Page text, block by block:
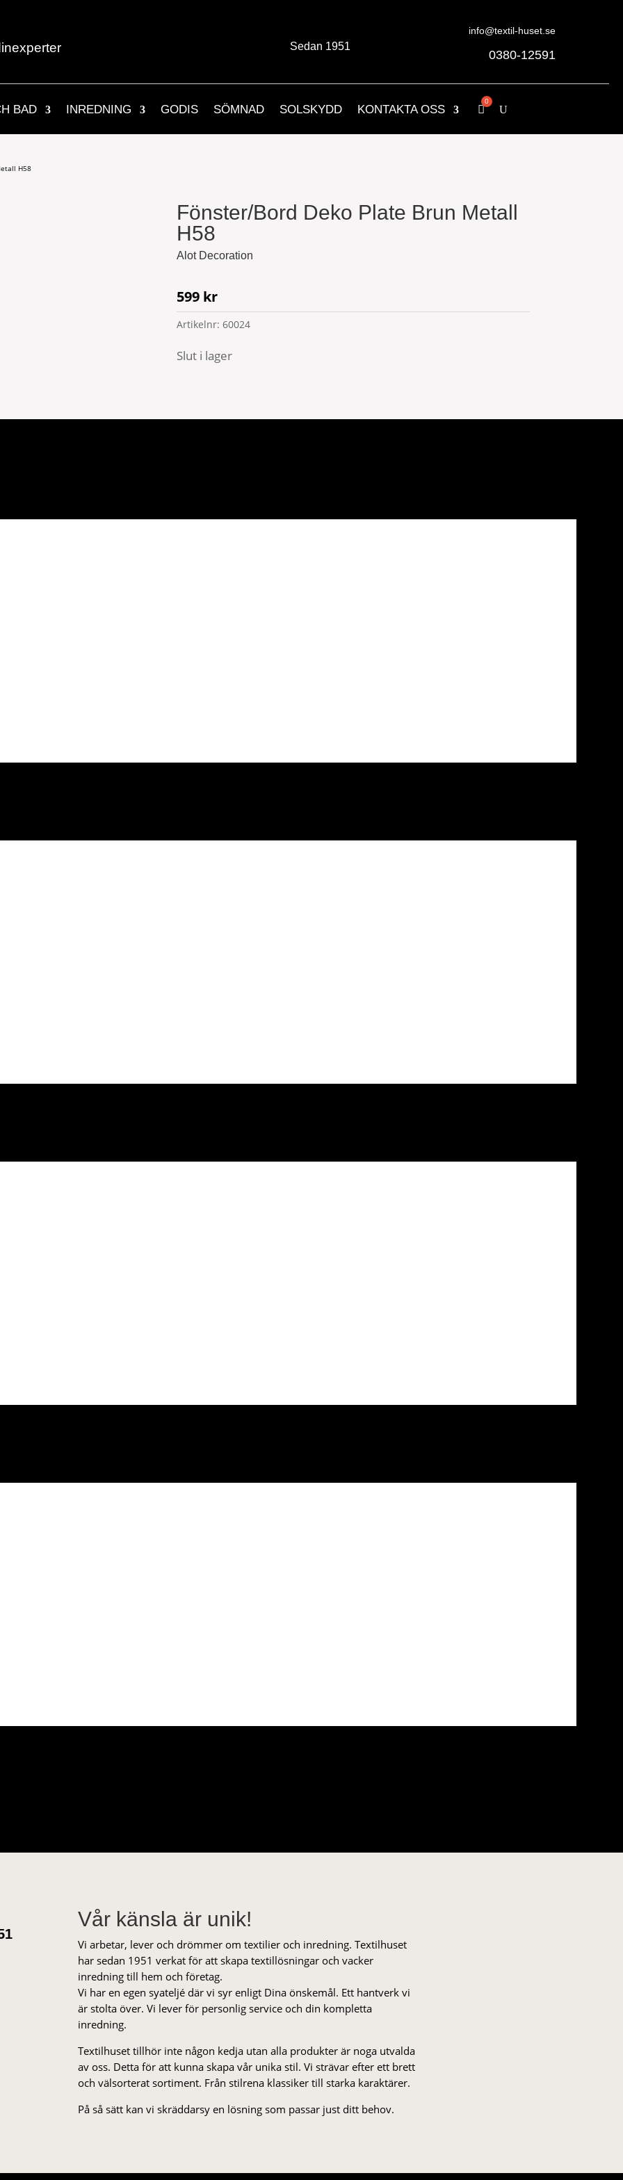
Sedan 1951
info@textil-huset.se
0380-12591
BAD INREDNING GODIS SÖMNAD SOLSKYDD KONTAKTA OSS
H58
Fönster/Bord Deko Plate Brun Metall
H58
Alot Decoration
599 kr
Artikelnr: 60024
Slut i lager
Vår känsla är unik!
Vi arbetar, lever och drömmer om textilier och inredning. Textilhuset
har sedan 1951 verkat för att skapa textillösningar och vacker
inredning till hem och företag.
Vi har en egen syateljé där vi syr enligt Dina önskemål. Ett hantverk vi
är stolta över. Vi lever för personlig service och din kompletta
inredning.
Textilhuset tillhör inte någon kedja utan alla produkter är noga utvalda
av oss. Detta för att kunna skapa vår unika stil. Vi strä­var efter ett brett
och välsorterat sor­ti­ment. Från stil­rena klas­siker till starka karaktärer.
På så sätt kan vi skräddarsy en lösning som passar just ditt behov.